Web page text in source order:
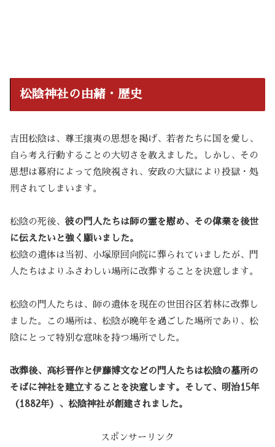
松陰神社の由緒・歴史
吉田松陰は、尊王攘夷の思想を掲げ、若者たちに国を愛し、
自ら考え行動することの大切さを教えました。しかし、その
思想は幕府によって危険視され、安政の大獄により投獄・処
刑されてしまいます。
松陰の死後、彼の門人たちは師の霊を慰め、その偉業を後世
に伝えたいと強く願いました。
松陰の遺体は当初、小塚原回向院に葬られていましたが、門
人たちはよりふさわしい場所に改葬することを決意します。
松陰の門人たちは、師の遺体を現在の世田谷区若林に改葬し
ました。この場所は、松陰が晩年を過ごした場所であり、松
陰にとって特別な意味を持つ場所でした。
改葬後、高杉晋作と伊藤博文などの門人たちは松陰の墓所の
そばに神社を建立することを決意します。そして、明治15年
（1882年）、松陰神社が創建されました。
スポンサーリンク